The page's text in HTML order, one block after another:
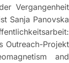
Vergangenheit
Sanja Panovska
Outreach-Projekt
and